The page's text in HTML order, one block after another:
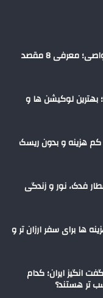
بهترین سواحل ایران برای ورزشهای آبی و غواصی؛ معرفی 8 مقصد
لوکیشن ها و
کم هزینه و بدون ریسک
فدک، نور و زندگی
ها برای سفر ارزان تر و
انگیز ایران؛ کدام
تر هستند؟